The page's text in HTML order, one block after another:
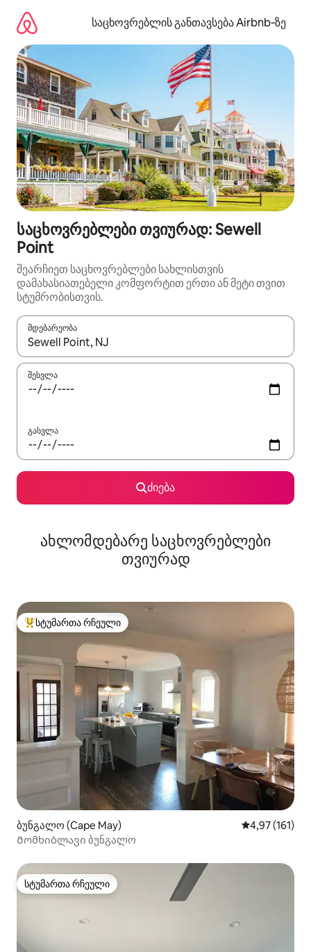
გადასვლა
საცხოვრებლის განთავსება Airbnb‑ზე
საცხოვრებლები თვიურად: Sewell
Point
შეარჩიეთ საცხოვრებლები სახლისთვის
დამახასიათებელი კომფორტით ერთი ან მეტი თვით
სტუმრობისთვის.
მდებარეობა
როცა შედეგები ხელმისაწვდომი გახდება, ნავიგაციისთვის
შესვლა
გასვლა
ძიება
ახლომდებარე საცხოვრებლები
თვიურად
სტუმართა რჩეული მოწინავე ვარიანტი
სტუმართა რჩეული
ბუნგალო (Cape May) საშუალო
4,97 (161)
Მომხიბლავი ბუნგალო
სტუმართა რჩეული
სტუმართა რჩეული